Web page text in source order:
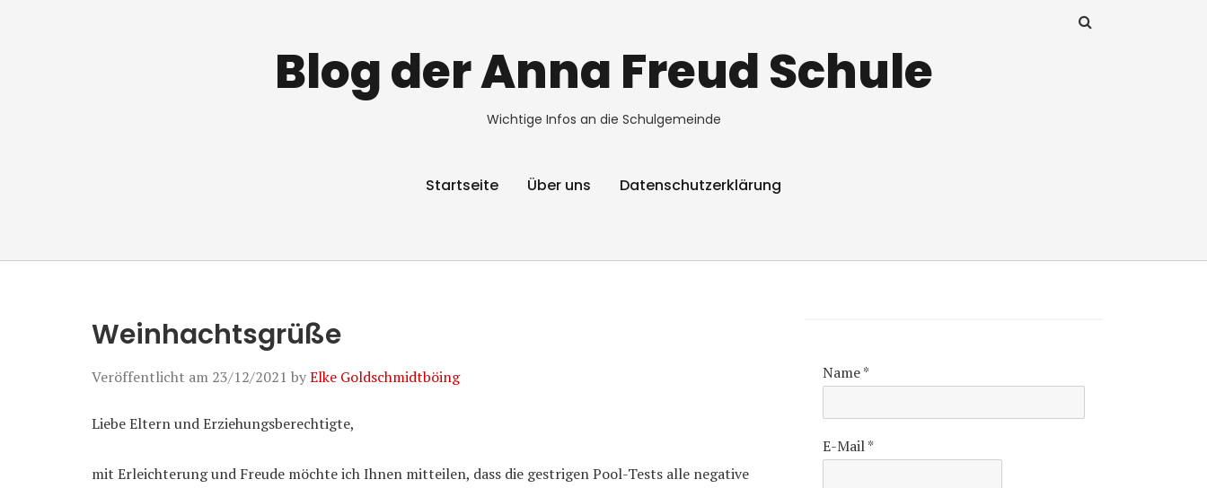
Blog der Anna Freud Schule
Wichtige Infos an die Schulgemeinde
Startseite Über uns Datenschutzerklärung
Weinhachtsgrüße
Veröffentlicht am 23/12/2021 byElke Goldschmidtböing
Liebe Eltern und Erziehungsberechtigte,
mit Erleichterung und Freude möchte ich Ihnen mitteilen, dass die gestrigen Pool-Tests alle negative
Name*
E-Mail*